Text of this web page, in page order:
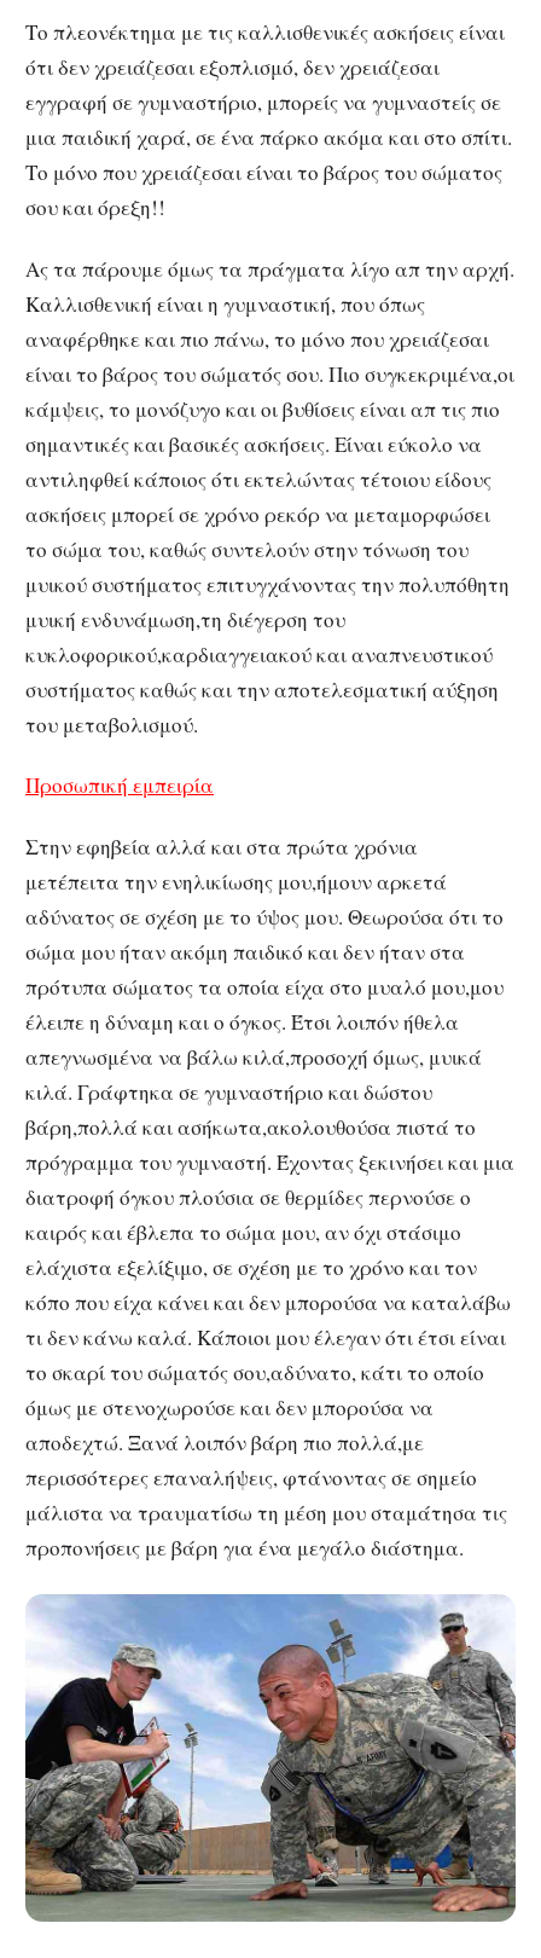
Το πλεονέκτημα με τις καλλισθενικές ασκήσεις είναι
ότι δεν χρειάζεσαι εξοπλισμό, δεν χρειάζεσαι
εγγραφή σε γυμναστήριο, μπορείς να γυμναστείς σε
μια παιδική χαρά, σε ένα πάρκο ακόμα και στο σπίτι.
Το μόνο που χρειάζεσαι είναι το βάρος του σώματος
σου και όρεξη!!
Ας τα πάρουμε όμως τα πράγματα λίγο απ την αρχή.
Καλλισθενική είναι η γυμναστική, που όπως
αναφέρθηκε και πιο πάνω, το μόνο που χρειάζεσαι
είναι το βάρος του σώματός σου. Πιο συγκεκριμένα,οι
κάμψεις, το μονόζυγο και οι βυθίσεις είναι απ τις πιο
σημαντικές και βασικές ασκήσεις. Είναι εύκολο να
αντιληφθεί κάποιος ότι εκτελώντας τέτοιου είδους
ασκήσεις μπορεί σε χρόνο ρεκόρ να μεταμορφώσει
το σώμα του, καθώς συντελούν στην τόνωση του
μυικού συστήματος επιτυγχάνοντας την πολυπόθητη
μυική ενδυνάμωση,τη διέγερση του
κυκλοφορικού,καρδιαγγειακού και αναπνευστικού
συστήματος καθώς και την αποτελεσματική αύξηση
του μεταβολισμού.
Προσωπική εμπειρία
Στην εφηβεία αλλά και στα πρώτα χρόνια
μετέπειτα την ενηλικίωσης μου,ήμουν αρκετά
αδύνατος σε σχέση με το ύψος μου. Θεωρούσα ότι το
σώμα μου ήταν ακόμη παιδικό και δεν ήταν στα
πρότυπα σώματος τα οποία είχα στο μυαλό μου,μου
έλειπε η δύναμη και ο όγκος. Έτσι λοιπόν ήθελα
απεγνωσμένα να βάλω κιλά,προσοχή όμως, μυικά
κιλά. Γράφτηκα σε γυμναστήριο και δώστου
βάρη,πολλά και ασήκωτα,ακολουθούσα πιστά το
πρόγραμμα του γυμναστή. Έχοντας ξεκινήσει και μια
διατροφή όγκου πλούσια σε θερμίδες περνούσε ο
καιρός και έβλεπα το σώμα μου, αν όχι στάσιμο
ελάχιστα εξελίξιμο, σε σχέση με το χρόνο και τον
κόπο που είχα κάνει και δεν μπορούσα να καταλάβω
τι δεν κάνω καλά. Κάποιοι μου έλεγαν ότι έτσι είναι
το σκαρί του σώματός σου,αδύνατο, κάτι το οποίο
όμως με στενοχωρούσε και δεν μπορούσα να
αποδεχτώ. Ξανά λοιπόν βάρη πιο πολλά,με
περισσότερες επαναλήψεις, φτάνοντας σε σημείο
μάλιστα να τραυματίσω τη μέση μου σταμάτησα τις
προπονήσεις με βάρη για ένα μεγάλο διάστημα.